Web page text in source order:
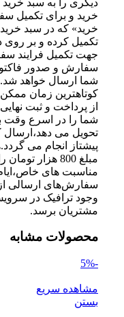
خرید و برای تکمیل
خرید» که در سبد خرید
تکمیل کرده و بر روی
جهت تکمیل فرایند
سفارش و صدور
شما ارسال خواهد
کوتاهترین زمان
از پرداخت و ثبت
شما را در اسرع وقت
تحویل می
پیشتاز انجام می
مبلغ 800 هزار
مناسبت‌ های
سفارش‌‏های ارسالی
وجود ترافیک در
مشتریان برسد.
محصولات مشابه
-5%
مشاهده سریع
بستن